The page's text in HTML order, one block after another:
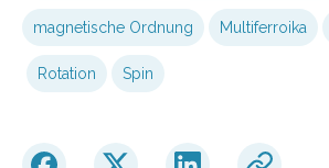
magnetische Ordnung Multiferroika
Rotation Spin